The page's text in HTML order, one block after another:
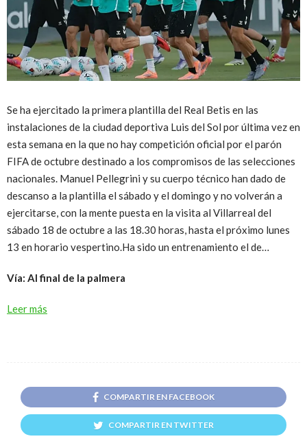
Se ha ejercitado la primera plantilla del Real Betis en las
instalaciones de la ciudad deportiva Luis del Sol por última vez en
esta semana en la que no hay competición oficial por el parón
FIFA de octubre destinado a los compromisos de las selecciones
nacionales. Manuel Pellegrini y su cuerpo técnico han dado de
descanso a la plantilla el sábado y el domingo y no volverán a
ejercitarse, con la mente puesta en la visita al Villarreal del
sábado 18 de octubre a las 18.30 horas, hasta el próximo lunes
13 en horario vespertino.Ha sido un entrenamiento el de…
Vía: Al final de la palmera
Leer más
COMPARTIR EN FACEBOOK
COMPARTIR EN TWITTER